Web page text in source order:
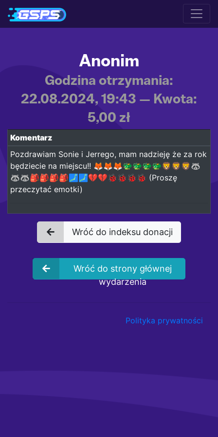
Anonim
Godzina otrzymania:
22.08.2024, 19:43 — Kwota:
5,00 zł
Komentarz
Pozdrawiam Sonie i Jerrego, mam nadzieję że za rok
będziecie na miejscu!! 🦊🦊🦊🐲🐲🐲🐲🦁🦁🦁🦝
🦝🦝🎒🎒🎒🎒🗾🗾💔💔🐞🐞🐞🐞 (Proszę
przeczytać emotki)
Wróć do indeksu donacji
Wróć do strony głównej
wydarzenia
Polityka prywatności